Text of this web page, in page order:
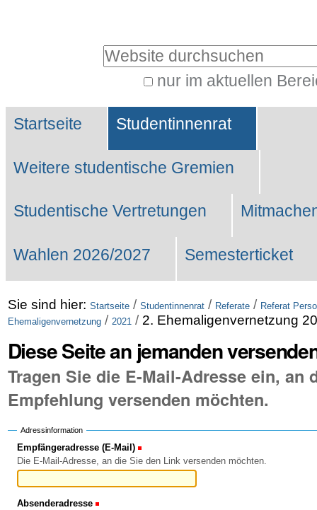
Website durchsuchen
nur im aktuellen
Suche…
Sektionen
Startseite Studentinnenrat
Weitere studentische Gremien
Studentische Vertretungen
Wahlen 2026/2027 Semesterticket
Sie sind hier: Startseite / Studentinnenrat / Referate / Referat
Ehemaligenvernetzung / 2021 / 2. Ehemaligenvernetzung
Diese Seite an jemanden
Tragen Sie die E-Mail-Adresse ein, an
Empfehlung versenden möchten.
Adressinformation
Empfängeradresse (E-Mail)
Die E-Mail-Adresse, an die Sie den Link versenden möchten.
Absenderadresse